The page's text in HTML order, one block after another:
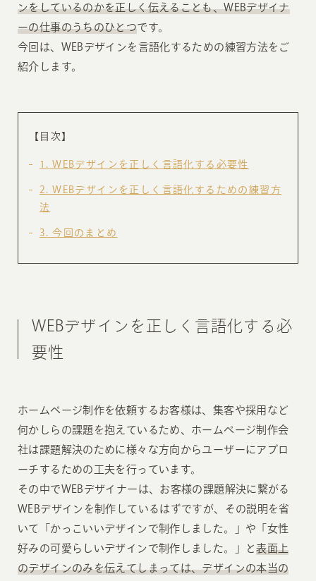
ンをしているのかを正しく伝えることも、WEBデザイナ
ーの仕事のうちのひとつです。
今回は、WEBデザインを言語化するための練習方法をご
紹介します。
【目次】
1 WEBデザインを正しく言語化する必要性
2
WEBデザインを正しく言語化するための練習方
法
3 今回のまとめ
WEBデザインを正しく言語化する必
要性
ホームページ制作を依頼するお客様は、集客や採用など
何かしらの課題を抱えているため、ホームページ制作会
社は課題解決のために様々な方向からユーザーにアプロ
ーチするための工夫を行っています。
その中でWEBデザイナーは、お客様の課題解決に繋がる
WEBデザインを制作しているはずですが、その説明を省
いて「かっこいいデザインで制作しました。」や「女性
好みの可愛らしいデザインで制作しました。」と表面上
のデザインのみを伝えてしまっては、デザインの本当の